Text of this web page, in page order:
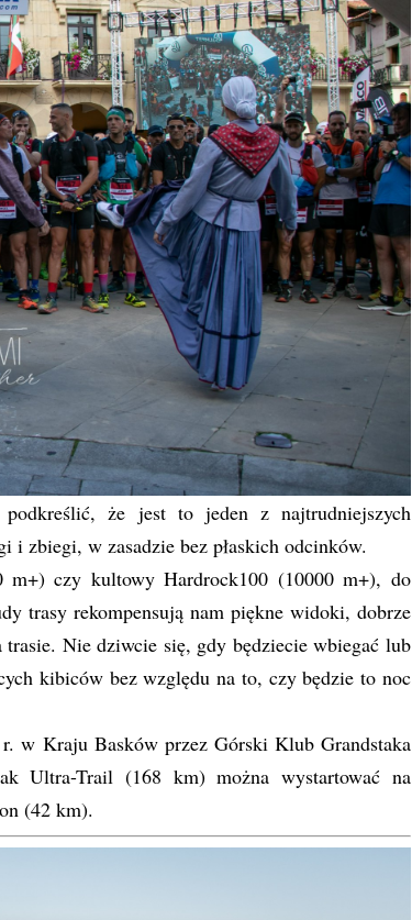
że jest to jeden z najtrudniejszych
i zbiegi, w zasadzie bez płaskich odcinków.
czy kultowy Hardrock100 (10000 m+), do
trasy rekompensują nam piękne widoki, dobrze
Nie dziwcie się, gdy będziecie wbiegać lub
kibiców bez względu na to, czy będzie to noc
w Kraju Basków przez Górski Klub Grandstaka
Ultra-Trail (168 km) można wystartować na
(42 km).